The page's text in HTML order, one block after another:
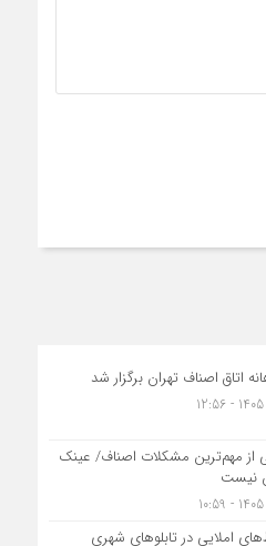
اتاق اصناف تهران برگزار شد
از مهم‌ترین مشکلات اصناف/ عینک
نیست
املایی در تابلوهای شهری